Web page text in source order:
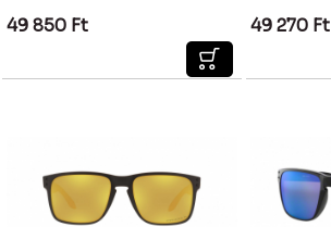
49 850 Ft 49 270 Ft